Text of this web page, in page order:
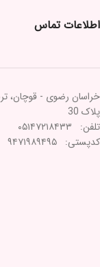
اطلاعات تماس
پلاک 30
تلفن: ۰۵۱۴۷۲۱۸۴۳۳
کدپستی: ۹۴۷۱۹۸۹۴۹۵